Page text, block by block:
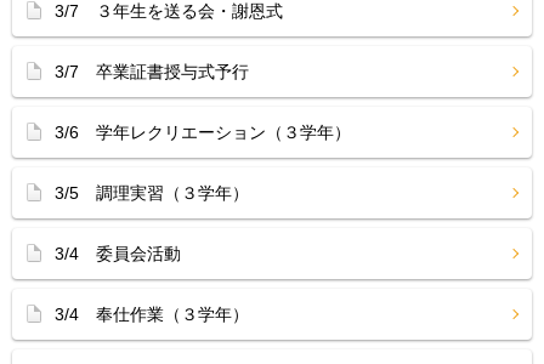
3/7 ３年生を送る会・謝恩式
3/7 卒業証書授与式予行
3/6 学年レクリエーション（３学年）
3/5 調理実習（３学年）
3/4 委員会活動
3/4 奉仕作業（３学年）